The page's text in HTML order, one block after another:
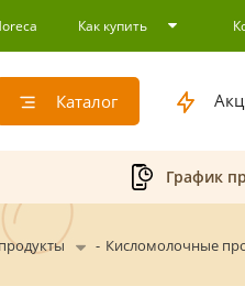
Как купить
Каталог
График
- Кисломолочные